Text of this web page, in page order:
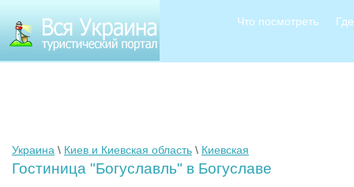
Что посмотреть
Украина \ Киев и Киевская область \ Киевская
Гостиница "Богуславль" в Богуславе